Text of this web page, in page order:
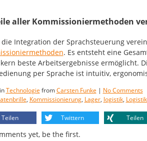
aller Kommissioniermethoden
Integration der Sprachsteuerung
. Es entsteht eine
beste Arbeitsergebnisse ermöglicht.
per Sprache ist intuitiv,
Technologie fromCarsten Funke | No Comments
, Kommissionierung, Lager, logistik,
Teilen Twittern Teilen
yet, be the first.